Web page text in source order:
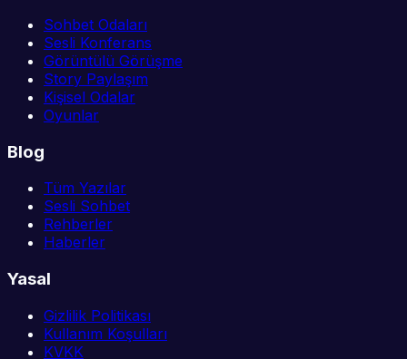
Sohbet Odaları
Sesli Konferans
Görüntülü Görüşme
Story Paylaşım
Kişisel Odalar
Oyunlar
Blog
Tüm Yazılar
Sesli Sohbet
Rehberler
Haberler
Yasal
Gizlilik Politikası
Kullanım Koşulları
KVKK